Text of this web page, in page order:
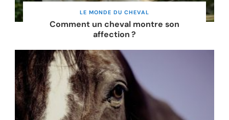
LE MONDE DU CHEVAL
Comment un cheval montre son
affection ?